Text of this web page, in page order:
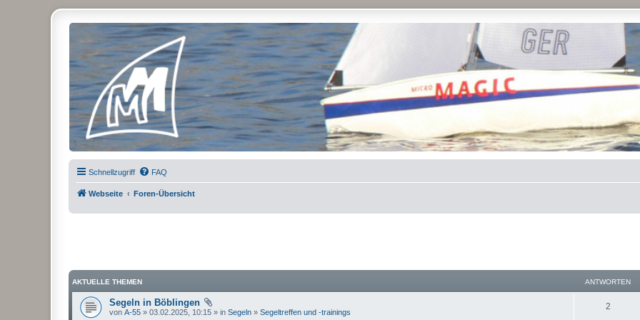
Micro Magic Forum Deutschland
Schnellzugriff FAQ
Webseite Foren-Übersicht
AKTUELLE THEMEN ANTWORTEN
Segeln in Böblingen
von A-55 » 03.02.2025, 10:15 » in Segeln » Segeltreffen und -trainings
2